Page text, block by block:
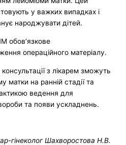
у важких випадках і
народжувати дітей.
обов’язкове
операційного матеріалу.
з лікарем зможуть
матки на ранній стадії та
ведення для
та появи ускладнень.
гінеколог Шахворостова Н.В.